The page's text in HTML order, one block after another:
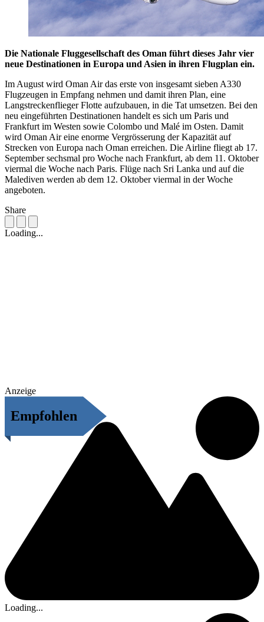
Die Nationale Fluggesellschaft des Oman führt dieses Jahr vier
neue Destinationen in Europa und Asien in ihren Flugplan ein.
Im August wird Oman Air das erste von insgesamt sieben A330
Flugzeugen in Empfang nehmen und damit ihren Plan, eine
Langstreckenflieger Flotte aufzubauen, in die Tat umsetzen. Bei den
neu eingeführten Destinationen handelt es sich um Paris und
Frankfurt im Westen sowie Colombo und Malé im Osten. Damit
wird Oman Air eine enorme Vergrösserung der Kapazität auf
Strecken von Europa nach Oman erreichen. Die Airline fliegt ab 17.
September sechsmal pro Woche nach Frankfurt, ab dem 11. Oktober
viermal die Woche nach Paris. Flüge nach Sri Lanka und auf die
Malediven werden ab dem 12. Oktober viermal in der Woche
angeboten.
Share
Loading...
Anzeige
Empfohlen
Loading...